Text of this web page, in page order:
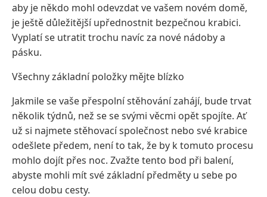
aby je někdo mohl odevzdat ve vašem novém domě,
je ještě důležitější upřednostnit bezpečnou krabici.
Vyplatí se utratit trochu navíc za nové nádoby a
pásku.
Všechny základní položky mějte blízko
Jakmile se vaše přespolní stěhování zahájí, bude trvat
několik týdnů, než se se svými věcmi opět spojíte. Ať
už si najmete stěhovací společnost nebo své krabice
odešlete předem, není to tak, že by k tomuto procesu
mohlo dojít přes noc. Zvažte tento bod při balení,
abyste mohli mít své základní předměty u sebe po
celou dobu cesty.